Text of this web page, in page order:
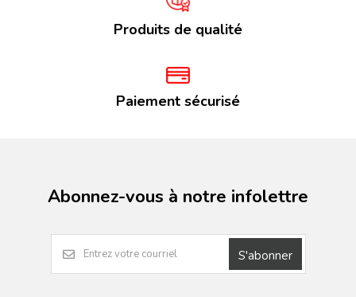
Produits de qualité
Paiement sécurisé
Abonnez-vous à notre infolettre
S'abonner